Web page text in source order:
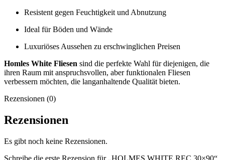
Resistent gegen Feuchtigkeit und Abnutzung
Ideal für Böden und Wände
Luxuriöses Aussehen zu erschwinglichen Preisen
Homles White Fliesen sind die perfekte Wahl für diejenigen, die
ihren Raum mit anspruchsvollen, aber funktionalen Fliesen
verbessern möchten, die langanhaltende Qualität bieten.
Rezensionen (0)
Rezensionen
Es gibt noch keine Rezensionen.
Schreibe die erste Rezension für „HOLMES WHITE REC 30×90“